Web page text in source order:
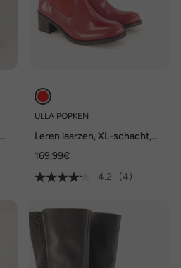
ULLA POPKEN
Leren laarzen, XL-schacht,
169,99€
4.2
(4)